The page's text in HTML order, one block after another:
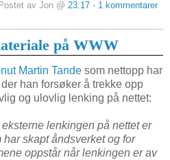
Postet av Jon @ 23:17 - 1 kommentarer
på WWW
Martin Tande som nettopp har
han forsøker å trekke opp
og ulovlig lenking på nettet:
lenkingen på nettet er
skapt åndsverket og for
oppstår når lenkingen er av